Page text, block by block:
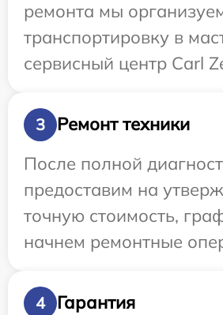
ремонта мы
транспортировку в
сервисный центр Carl
3
Ремонт техники
После полной
предоставим на
точную стоимость,
начнем ремонтные
4
Гарантия